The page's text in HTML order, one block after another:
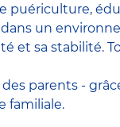
puériculture,
un
et sa stabilité.
parents -
familiale.